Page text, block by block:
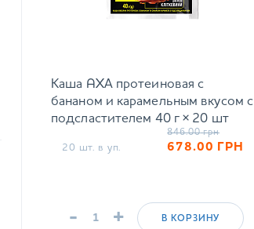
Каша AХА протеиновая с
бананом и карамельным вкусом с
подсластителем 40 г × 20 шт
20 шт. в уп.
846.00 грн
678.00 ГРН
- + В КОРЗИНУ